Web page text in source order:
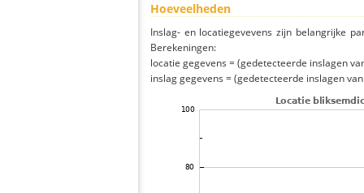
Hoeveelheden
Inslag- en locatiegevevens zijn belangrijke
Berekeningen:
locatie gegevens = (gedetecteerde inslagen
inslag gegevens = (gedetecteerde inslagen